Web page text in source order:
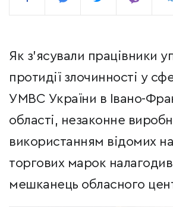
Як з'ясували працівники
протидії злочинності у
УМВС України в Івано-
області, незаконне
використанням відомих
торгових марок налагодив
мешканець обласного